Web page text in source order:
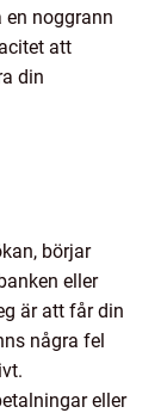
en noggrann
att
din
börjar
eller
är att får din
några fel
eller